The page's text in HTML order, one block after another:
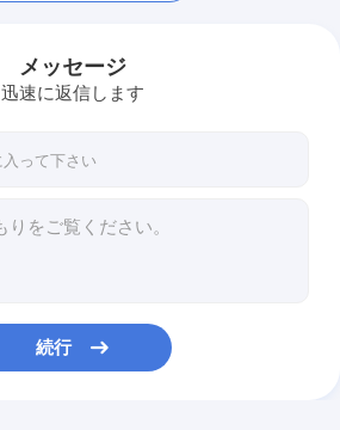
トルーションコーティングラミネーション
メッセージ
迅速に返信します
続行